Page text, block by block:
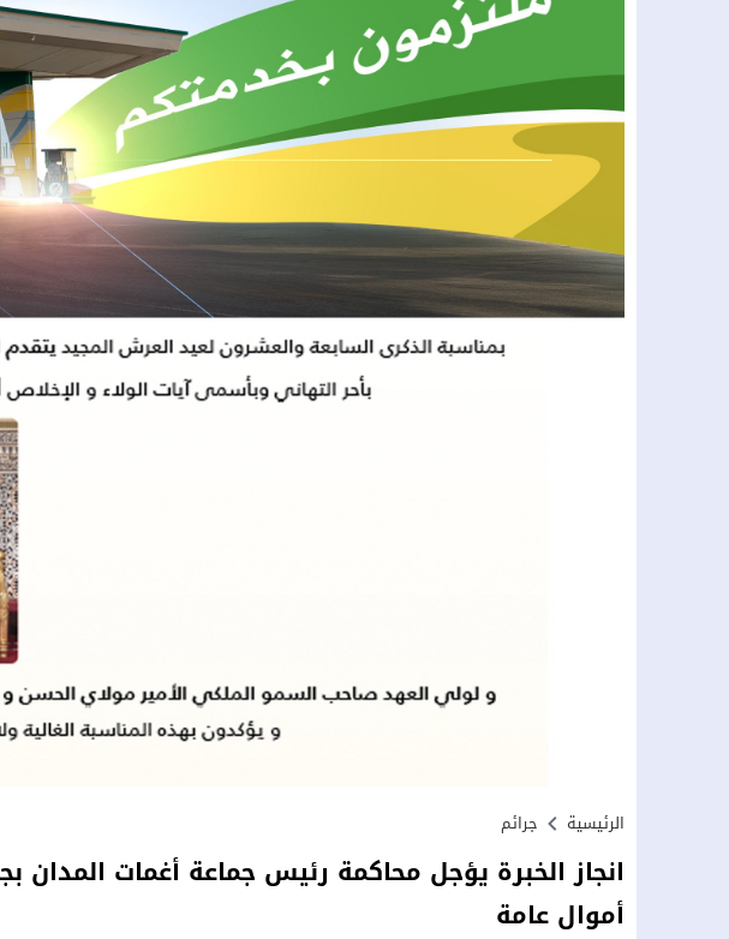
الرئيسية جرائم
انجاز الخبرة يؤجل محاكمة رئيس جماعة أغمات المدان
أموال عامة